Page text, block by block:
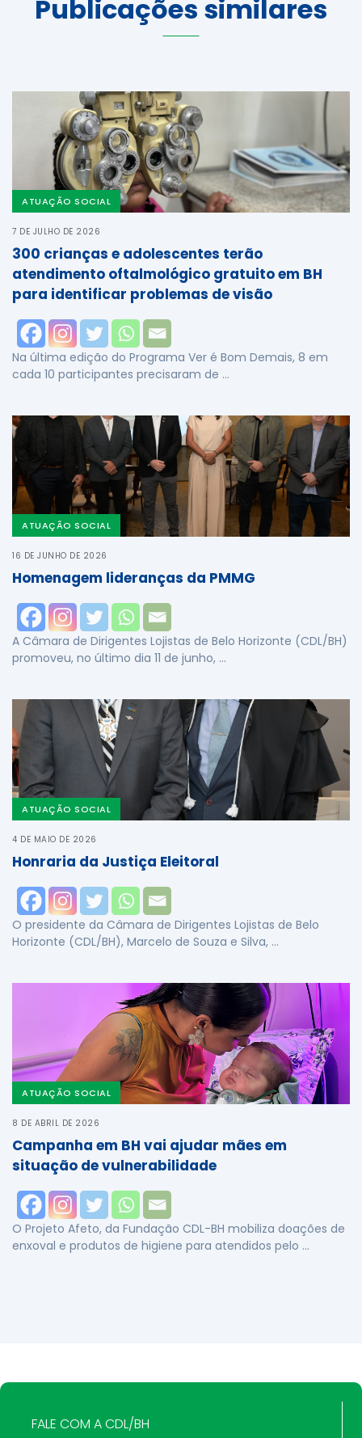
Publicações similares
ATUAÇÃO SOCIAL
7 DE JULHO DE 2026
300 crianças e adolescentes terão
atendimento oftalmológico gratuito em BH
para identificar problemas de visão
Na última edição do Programa Ver é Bom Demais, 8 em
cada 10 participantes precisaram de …
ATUAÇÃO SOCIAL
16 DE JUNHO DE 2026
Homenagem lideranças da PMMG
A Câmara de Dirigentes Lojistas de Belo Horizonte (CDL/BH)
promoveu, no último dia 11 de junho, …
ATUAÇÃO SOCIAL
4 DE MAIO DE 2026
Honraria da Justiça Eleitoral
O presidente da Câmara de Dirigentes Lojistas de Belo
Horizonte (CDL/BH), Marcelo de Souza e Silva, …
ATUAÇÃO SOCIAL
8 DE ABRIL DE 2026
Campanha em BH vai ajudar mães em
situação de vulnerabilidade
O Projeto Afeto, da Fundação CDL-BH mobiliza doações de
enxoval e produtos de higiene para atendidos pelo …
FALE COM A CDL/BH